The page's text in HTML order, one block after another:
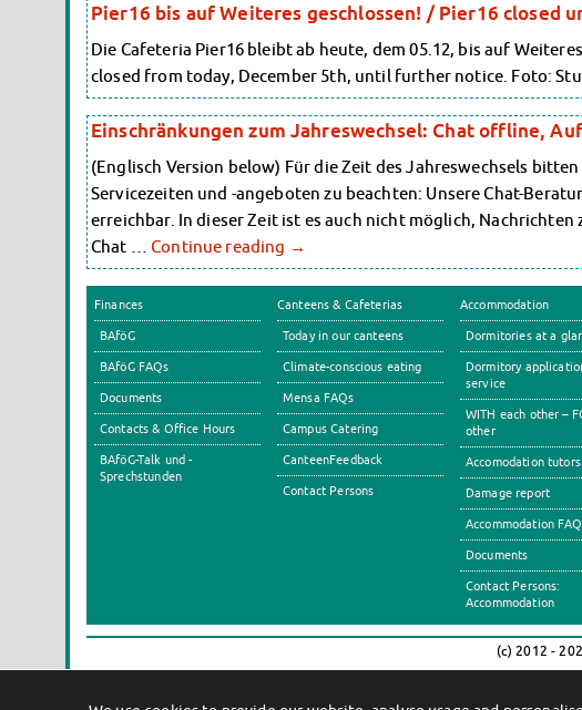
Pier16 bis auf Weiteres geschlossen! / Pier16 closed
Die Cafeteria Pier16 bleibt ab heute, dem 05.12, bis auf
closed from today, December 5th, until further notice. Foto:
Einschränkungen zum Jahreswechsel: Chat offline,
(Englisch Version below) Für die Zeit des Jahreswechsels
Servicezeiten und -angeboten zu beachten: Unsere Chat-
erreichbar. In dieser Zeit ist es auch nicht möglich,
Chat …Continue reading →
Finances
BAföG
BAföG FAQs
Documents
Contacts & Office Hours
BAföG-Talk und -
Sprechstunden
Canteens & Cafeterias
Today in our canteens
Climate-conscious eating
Mensa FAQs
Campus Catering
CanteenFeedback
Contact Persons
Accommodation
Dormitories at a
Dormitory
service
WITH each other –
other
Accomodation tutors
Damage report
Accommodation FAQ
Documents
Contact Persons:
Accommodation
(c) 2012 -